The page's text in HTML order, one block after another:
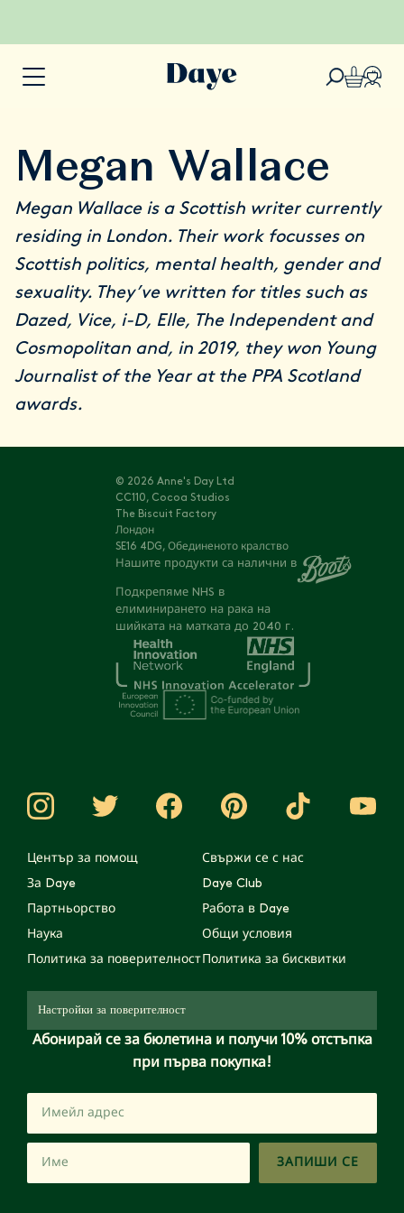
Megan Wallace
Megan Wallaceis a Scottish writer currently
residing in London. Their work focusses on
Scottish politics, mental health, gender and
sexuality. They’ve written for titles such as
Dazed, Vice, i-D, Elle, The Independent and
Cosmopolitan and, in 2019, they won Young
Journalist of the Year at the PPA Scotland
awards.
© 2026 Anne's Day Ltd
CC110, Cocoa Studios
The Biscuit Factory
Лондон
SE16 4DG, Обединеното кралство
Нашите продукти са налични в
Подкрепяме NHS в
елиминирането на рака на
шийката на матката до 2040 г.
Център за помощ
Свържи се с нас
За Daye
Daye Club
Партньорство
Работа в Daye
Наука
Общи условия
Политика за поверителностПолитика за бисквитки
Настройки за поверителност
Абонирай се за бюлетина и получи 10% отстъпка
при първа покупка!
ЗАПИШИ СЕ